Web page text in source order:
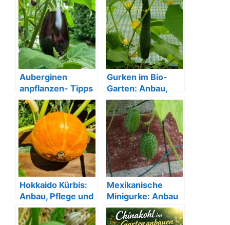
Auberginen
anpflanzen- Tipps
für eine reiche
Ernte
Gurken im Bio-
Garten: Anbau,
Pflege und Ernte
Hokkaido Kürbis:
Anbau, Pflege und
Verwendung im
Bio-Garten
Mexikanische
Minigurke: Anbau
& Tipps für deinen
Bio-Garten